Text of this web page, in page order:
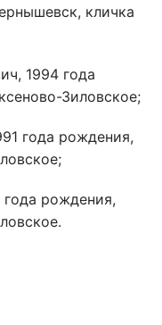
кличка
1994 года
Зиловское;
года рождения,
рождения,